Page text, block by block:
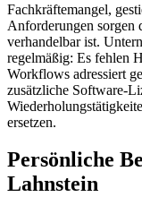
Fachkräftemangel,
Anforderungen sorgen
verhandelbar ist.
regelmäßig: Es fehlen
Workflows adressiert
zusätzliche Software-
ersetzen.
Persönliche
Lahnstein